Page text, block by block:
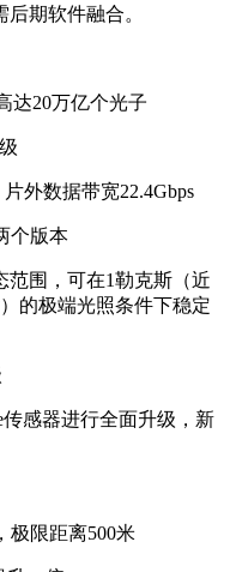
期软件融合。
达20万亿个光子
外数据带宽22.4Gbps
个版本
范围，可在1勒克斯（近
的极端光照条件下稳定
传感器进行全面升级，新
极限距离500米